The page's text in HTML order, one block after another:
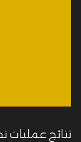
نتائج عمليات